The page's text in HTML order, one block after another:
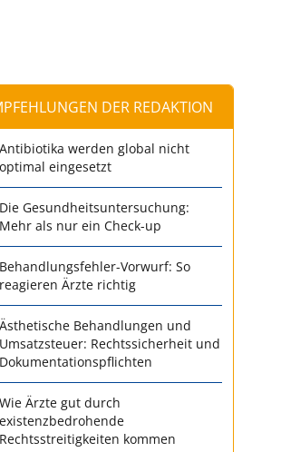
DER REDAKTION
Antibiotika werden global nicht
optimal eingesetzt
Die Gesundheitsuntersuchung:
Mehr als nur ein Check-up
Behandlungsfehler-Vorwurf: So
reagieren Ärzte richtig
Ästhetische Behandlungen und
Umsatzsteuer: Rechtssicherheit und
Dokumentationspflichten
Wie Ärzte gut durch
existenzbedrohende
Rechtsstreitigkeiten kommen